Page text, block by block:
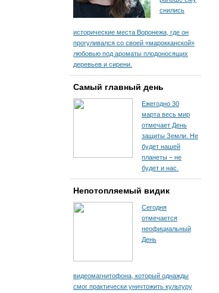
снились
исторические места Воронежа, где он
прогуливался со своей «марокканской»
любовью под ароматы плодоносящих
деревьев и сирени.
Самый главный день
Ежегодно 30
марта весь мир
отмечает День
защиты Земли. Не
будет нашей
планеты – не
будет и нас.
Непотопляемый видик
Сегодня
отмечается
неофициальный
День
видеомагнитофона, который однажды
смог практически уничтожить культуру